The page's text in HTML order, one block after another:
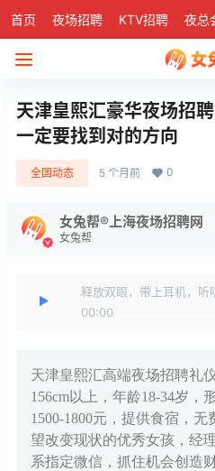
首页 夜场招聘 KTV招聘 夜总
天津皇熙汇豪华夜场招
一定要找到对的方向
全国动态 5 个月前 0
女兔帮®上海夜场招聘网
女兔帮
释放双眼，带上耳机，听
00:00
天津皇熙汇高端夜场招聘礼
156cm以上，年龄18-34岁，
1500-1800元，提供食宿，
望改变现状的优秀女孩，经
系指定微信，抓住机会创造财